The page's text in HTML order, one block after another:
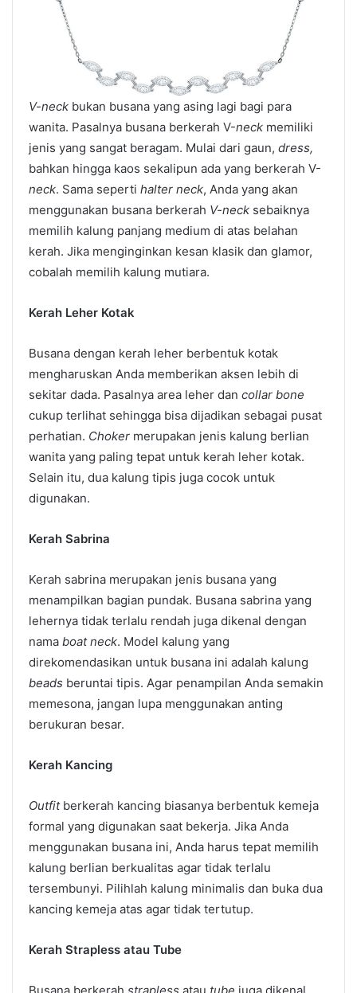
V-neck bukan busana yang asing lagi bagi para
wanita. Pasalnya busana berkerah V-neck memiliki
jenis yang sangat beragam. Mulai dari gaun, dress,
bahkan hingga kaos sekalipun ada yang berkerah V-
neck. Sama seperti halter neck, Anda yang akan
menggunakan busana berkerah V-neck sebaiknya
memilih kalung panjang medium di atas belahan
kerah. Jika menginginkan kesan klasik dan glamor,
cobalah memilih kalung mutiara.
Kerah Leher Kotak
Busana dengan kerah leher berbentuk kotak
mengharuskan Anda memberikan aksen lebih di
sekitar dada. Pasalnya area leher dan collar bone
cukup terlihat sehingga bisa dijadikan sebagai pusat
perhatian. Choker merupakan jenis kalung berlian
wanita yang paling tepat untuk kerah leher kotak.
Selain itu, dua kalung tipis juga cocok untuk
digunakan.
Kerah Sabrina
Kerah sabrina merupakan jenis busana yang
menampilkan bagian pundak. Busana sabrina yang
lehernya tidak terlalu rendah juga dikenal dengan
nama boat neck. Model kalung yang
direkomendasikan untuk busana ini adalah kalung
beads beruntai tipis. Agar penampilan Anda semakin
memesona, jangan lupa menggunakan anting
berukuran besar.
Kerah Kancing
Outfit berkerah kancing biasanya berbentuk kemeja
formal yang digunakan saat bekerja. Jika Anda
menggunakan busana ini, Anda harus tepat memilih
kalung berlian berkualitas agar tidak terlalu
tersembunyi. Pilihlah kalung minimalis dan buka dua
kancing kemeja atas agar tidak tertutup.
Kerah Strapless atau Tube
Busana berkerah strapless atau tube juga dikenal